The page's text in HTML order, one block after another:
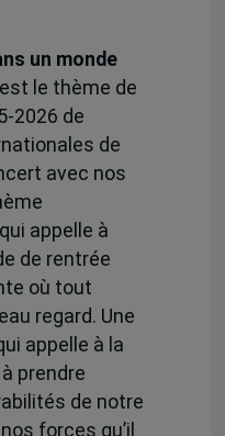
un monde
le thème de
2026 de
de
avec nos
appelle à
de rentrée
où tout
regard. Une
appelle à la
prendre
de notre
forces qu’il